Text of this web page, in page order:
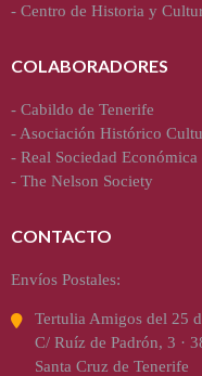
- Centro de Historia y
COLABORADORES
- Cabildo de Tenerife
- Asociación Histórico
- Real Sociedad
- The Nelson Society
CONTACTO
Envíos Postales:
Tertulia Amigos del 25
C/ Ruíz de Padrón, 3 ·
Santa Cruz de Tenerife